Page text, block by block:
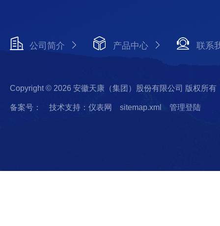
公司简介 产品中心 联系
Copyright © 2026 安徽天康（集团）股份有限公司 版权所有
备案号： 技术支持：仪表网 sitemap.xml 管理登陆